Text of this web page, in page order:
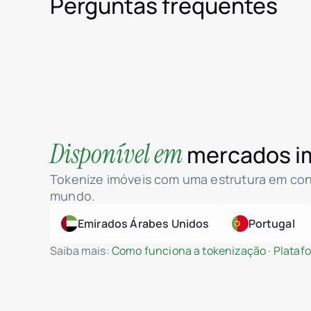
Disponível emmercados
Tokenize imóveis com uma estrutura em
mundo.
Emirados Árabes Unidos Portugal
Saiba mais: Como funciona a tokenização·